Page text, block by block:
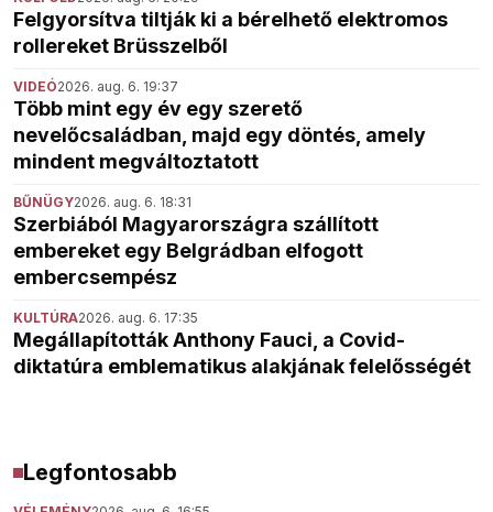
Felgyorsítva tiltják ki a bérelhető elektromos
rollereket Brüsszelből
VIDEÓ2026. aug. 6. 19:37
Több mint egy év egy szerető
nevelőcsaládban, majd egy döntés, amely
mindent megváltoztatott
BŰNÜGY2026. aug. 6. 18:31
Szerbiából Magyarországra szállított
embereket egy Belgrádban elfogott
embercsempész
KULTÚRA2026. aug. 6. 17:35
Megállapították Anthony Fauci, a Covid-
diktatúra emblematikus alakjának felelősségét
Legfontosabb